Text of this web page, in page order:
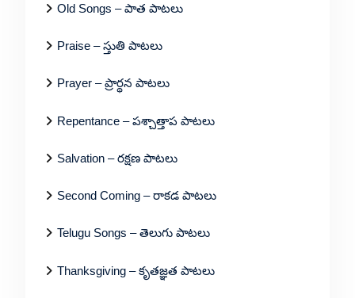
Old Songs – పాత పాటలు
Praise – స్తుతి పాటలు
Prayer – ప్రార్థన పాటలు
Repentance – పశ్చాత్తాప పాటలు
Salvation – రక్షణ పాటలు
Second Coming – రాకడ పాటలు
Telugu Songs – తెలుగు పాటలు
Thanksgiving – కృతజ్ఞత పాటలు